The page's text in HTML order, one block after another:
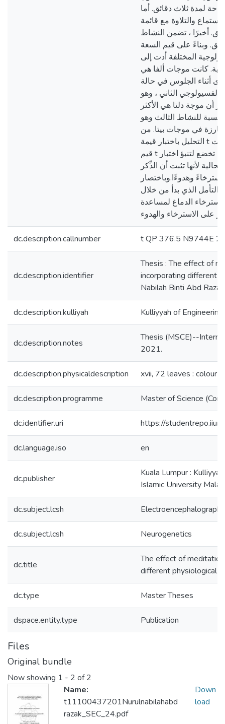
لمدة ثلاث دقائق. أما
والتلاوة مع قائمة
أخيرًا ، تضمن النشاط
وبناءً على قيم السعة
المختلفة أدت إلى
كانت موجات ألفا هي
أثناء الجلوس في حالة
الفسيولوجي الثاني ، وهو
أن موجة دلتا هي الأكثر
للنشاط الثالث وهو
في موجات بيتا. من
التحليل باختبار قيمة t وجد أنه بالنسبة لجميع التجارب ، كانت
قيم t أقل من 0.05 والتي تخضع لتنبؤ اختبار t. بمعنى آخر، تعد
لأنها تثبت أن الذِّكر
وهدوءًا.وباختصار
الذي بدأ من خلال
الدماغ لمساعدة
dc.description.callnumber t QP 376.5 N9744E
dc.description.identifier
Thesis : The effect of
incorporating different
Nabilah Binti Abd Razak
dc.description.kulliyah Kulliyyah of Engineering
dc.description.notes
Thesis (MSCE)--
2021.
dc.description.physicaldescription xvii, 72 leaves : colour
dc.description.programme Master of Science
dc.identifier.uri https://
dc.language.iso en
dc.publisher
Kuala Lumpur :
Islamic University
dc.subject.lcsh Electroencephalography
dc.subject.lcsh Neurogenetics
dc.title
The effect of
different physiological
dc.type Master Theses
dspace.entity.type Publication
Files
Original bundle
Now showing 1 - 2 of 2
Name:
t11100437201Nurulnabilahabd
razak_SEC_24.pdf
Down
load